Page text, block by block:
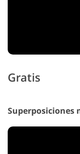
Gratis
Superposiciones